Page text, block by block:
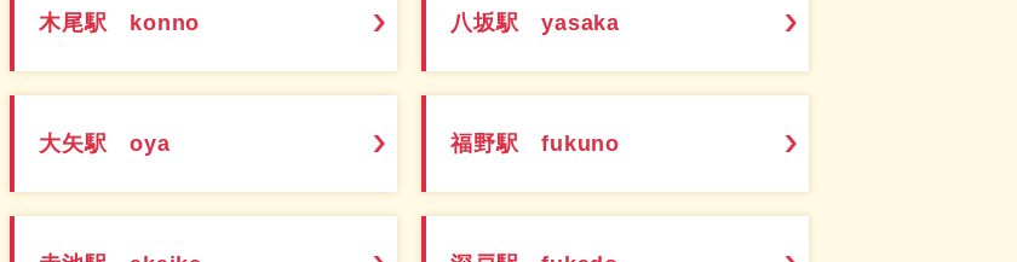
木尾駅 konno 八坂駅 yasaka
大矢駅 oya 福野駅 fukuno